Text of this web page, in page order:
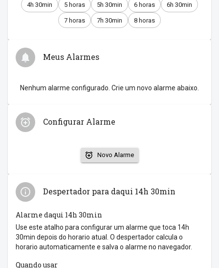
4h 30min 5 horas 5h 30min 6 horas 6h 30min
7 horas 7h 30min 8 horas
Meus Alarmes
Nenhum alarme configurado. Crie um novo alarme abaixo.
Configurar Alarme
Novo Alarme
Despertador para daqui 14h 30min
Alarme daqui 14h 30min
Use este atalho para configurar um alarme que toca 14h
30min depois do horario atual. O despertador calcula o
horario automaticamente e salva o alarme no navegador.
Quando usar